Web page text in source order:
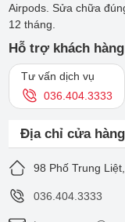
Airpods. Sửa chữa
12 tháng.
Hỗ trợ khách
Tư vấn dịch vụ
036.404.3333
Địa chỉ cửa hàng
98 Phố Trung
036.404.3333